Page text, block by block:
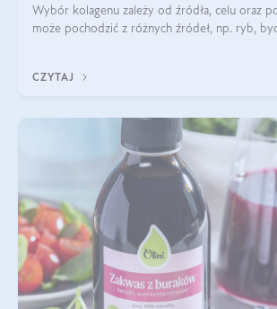
Wybór kolagenu zależy od źródła, celu oraz
może pochodzić z różnych źródeł, np. ryb,
bydlęcy.
CZYTAJ